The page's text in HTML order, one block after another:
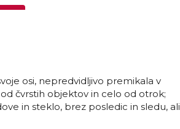
osi, nepredvidljivo premikala v
čvrstih objektov in celo od otrok;
in steklo, brez posledic in sledu, ali